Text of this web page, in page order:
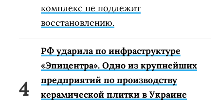
комплекс не подлежит
восстановлению.
РФ ударила по инфраструктуре
«Эпицентра». Одно из крупнейших
предприятий по производству
керамической плитки в Украине